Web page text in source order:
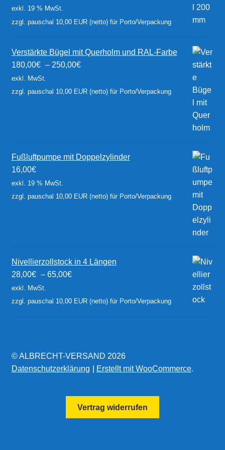
exkl. 19 % MwSt.
zzgl. pauschal 10,00 EUR (netto) für Porto/Verpackung
Verstärkte Bügel mit Querholm und RAL-Farbe
180,00€ – 250,00€
exkl. MwSt.
zzgl. pauschal 10,00 EUR (netto) für Porto/Verpackung
Fußluftpumpe mit Doppelzylinder
16,00€
exkl. 19 % MwSt.
zzgl. pauschal 10,00 EUR (netto) für Porto/Verpackung
Nivellierzollstock in 4 Längen
28,00€ – 65,00€
exkl. MwSt.
zzgl. pauschal 10,00 EUR (netto) für Porto/Verpackung
© ALBRECHT-VERSAND 2026
Datenschutzerklärung
Erstellt mit WooCommerce.
Vertrag widerrufen